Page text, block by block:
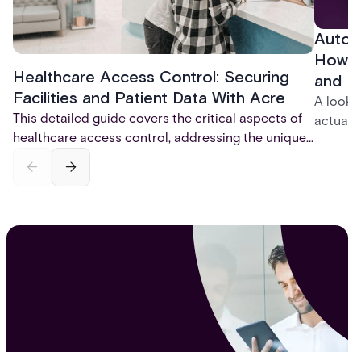
Healthcare Access Control: Securing
Facilities and Patient Data With Acre
This detailed guide covers the critical aspects of
healthcare access control, addressing the unique
regulatory compliance, and patient safety.
How
and
A look